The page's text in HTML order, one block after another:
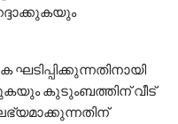
കുടുംബത്തിന് വീട്